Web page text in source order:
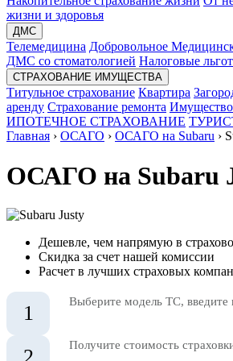
жизни и здоровья
ДМС
Телемедицина Добровольное
ДМС со стоматологией Налоговые
СТРАХОВАНИЕ ИМУЩЕСТВА
Титульное страхование Квартира
аренду Страхование ремонта
ИПОТЕЧНОЕ СТРАХОВАНИЕ
Главная › ОСАГО › ОСАГО на Subaru ›
ОСАГО на Subaru
Дешевле, чем напрямую в
Скидка за счет нашей комиссии
Расчет в лучших страховых
1 Выберите модель ТС, введите
Получите стоимость